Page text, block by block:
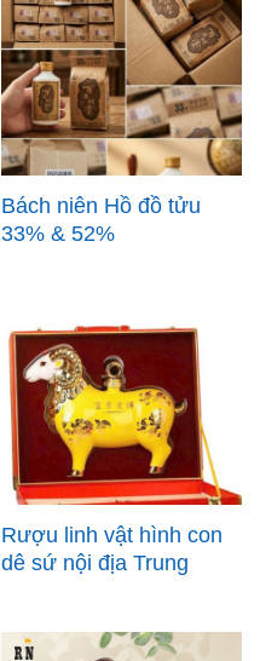
Bách niên Hồ đồ tửu
33% & 52%
Rượu linh vật hình con
dê sứ nội địa Trung